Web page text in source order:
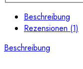
Beschreibung
Rezensionen (1)
Beschreibung